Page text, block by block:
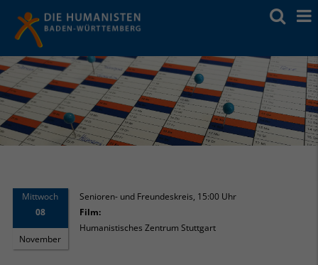
Mittwoch
08
November
Senioren- und Freundeskreis 15:00 Uhr
Film:
Humanistisches Zentrum Stuttgart